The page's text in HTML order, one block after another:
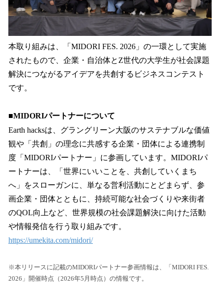
本取り組みは、「MIDORI FES. 2026」の一環として実施
されたもので、企業・自治体とZ世代の大学生が社会課題
解決につながるアイデアを共創するビジネスコンテスト
です。
■MIDORIパートナーについて
Earth hacksは、グラングリーン大阪のサステナブルな価値
観や「共創」の理念に共感する企業・団体による連携制
度「MIDORIパートナー」に参画しています。MIDORIパ
ートナーは、「世界にいいことを、共創していくまち
へ」をスローガンに、単なる営利活動にとどまらず、参
画企業・団体とともに、持続可能な社会づくりや来街者
のQOL向上など、世界規模の社会課題解決に向けた活動
や情報発信を行う取り組みです。
https://umekita.com/midori/
※本リリースに記載のMIDORIパートナー参画情報は、「MIDORI FES.
2026」開催時点（2026年5月時点）の情報です。